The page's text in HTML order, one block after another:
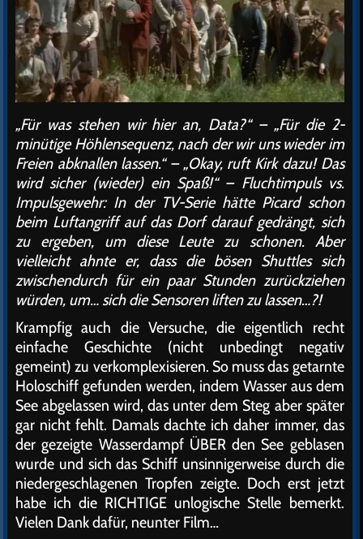
„Für was stehen wir hier an, Data?“ – „Für die 2-
minütige Höhlensequenz, nach der wir uns wieder im
Freien abknallen lassen.“ – „Okay, ruft Kirk dazu! Das
wird sicher (wieder) ein Spaß!“ – Fluchtimpuls vs.
Impulsgewehr: In der TV-Serie hätte Picard schon
beim Luftangriff auf das Dorf darauf gedrängt, sich
zu ergeben, um diese Leute zu schonen. Aber
vielleicht ahnte er, dass die bösen Shuttles sich
zwischendurch für ein paar Stunden zurückziehen
würden, um… sich die Sensoren liften zu lassen…?!
Krampfig auch die Versuche, die eigentlich recht
einfache Geschichte (nicht unbedingt negativ
gemeint) zu verkomplexisieren. So muss das getarnte
Holoschiff gefunden werden, indem Wasser aus dem
See abgelassen wird, das unter dem Steg aber später
gar nicht fehlt. Damals dachte ich daher immer, das
der gezeigte Wasserdampf ÜBER den See geblasen
wurde und sich das Schiff unsinnigerweise durch die
niedergeschlagenen Tropfen zeigte. Doch erst jetzt
habe ich die RICHTIGE unlogische Stelle bemerkt.
Vielen Dank dafür, neunter Film…